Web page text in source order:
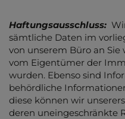
Haftungsausschluss:
sämtliche Daten im
von unserem Büro an
vom Eigentümer der
wurden. Ebenso sind
behördliche
diese können wir
deren uneingeschränkte